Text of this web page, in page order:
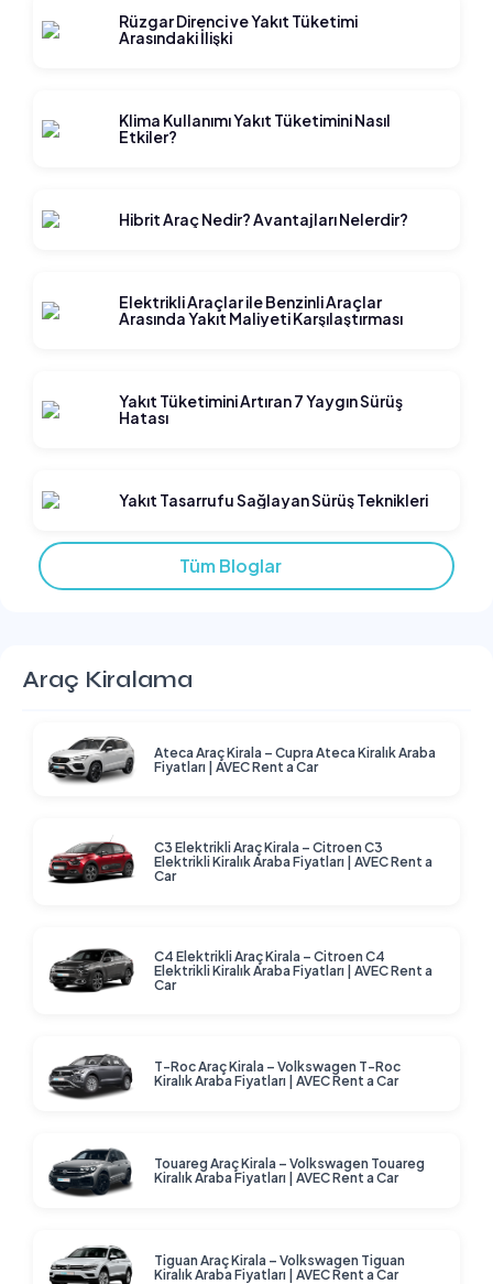
Rüzgar Direnci ve Yakıt Tüketimi
Arasındaki İlişki
Klima Kullanımı Yakıt Tüketimini Nasıl
Etkiler?
Hibrit Araç Nedir? Avantajları Nelerdir?
Elektrikli Araçlar ile Benzinli Araçlar
Arasında Yakıt Maliyeti Karşılaştırması
Yakıt Tüketimini Artıran 7 Yaygın Sürüş
Hatası
Yakıt Tasarrufu Sağlayan Sürüş Teknikleri
Tüm Bloglar
Araç Kiralama
Ateca Araç Kirala – Cupra Ateca Kiralık Araba
Fiyatları | AVEC Rent a Car
C3 Elektrikli Araç Kirala – Citroen C3
Elektrikli Kiralık Araba Fiyatları | AVEC Rent a
Car
C4 Elektrikli Araç Kirala – Citroen C4
Elektrikli Kiralık Araba Fiyatları | AVEC Rent a
Car
T-Roc Araç Kirala – Volkswagen T-Roc
Kiralık Araba Fiyatları | AVEC Rent a Car
Touareg Araç Kirala – Volkswagen Touareg
Kiralık Araba Fiyatları | AVEC Rent a Car
Tiguan Araç Kirala – Volkswagen Tiguan
Kiralık Araba Fiyatları | AVEC Rent a Car